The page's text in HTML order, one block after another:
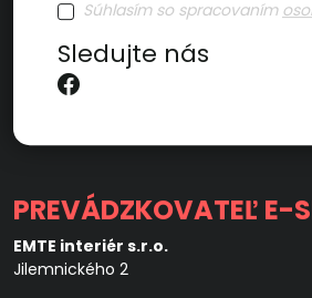
Súhlasím so spracovaním
Sledujte nás
PREVÁDZKOVATEĽ E-
EMTE interiér s.r.o.
Jilemnického 2